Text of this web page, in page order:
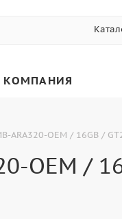
КОМПАНИЯ
ARA320-OEM / 16GB /
OEM /